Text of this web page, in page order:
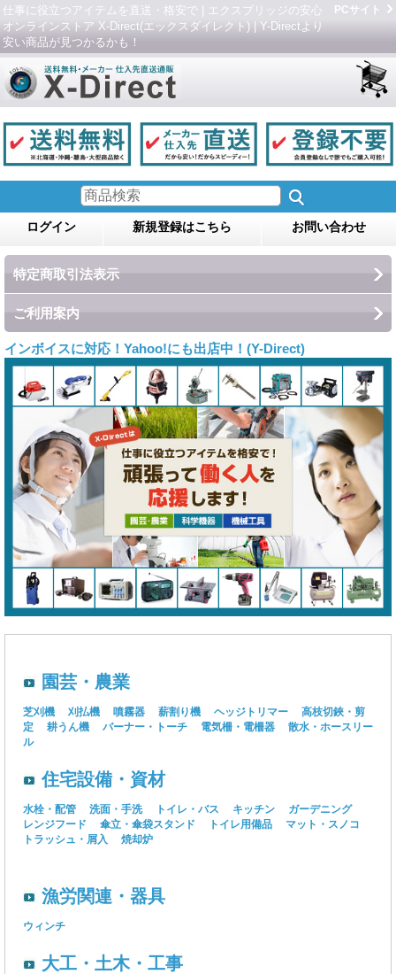
仕事に役立つアイテムを直送・格安で | エクスブリッジの安心
オンラインストア X-Direct(エックスダイレクト) | Y-Directより
安い商品が見つかるかも！
PCサイト
ログイン 新規登録はこちら お問い合わせ
特定商取引法表示
ご利用案内
インボイスに対応！Yahoo!にも出店中！(Y-Direct)
園芸・農業
芝刈機 刈払機 噴霧器 薪割り機 ヘッジトリマー
高枝切鋏・剪
定
耕うん機 バーナー・トーチ 電気柵・電柵器
散水・ホースリー
ル
住宅設備・資材
水栓・配管 洗面・手洗 トイレ・バス キッチン
ガーデニング
レンジフード
傘立・傘袋スタンド トイレ用備品
マット・スノコ
トラッシュ・屑入
焼却炉
漁労関連・器具
ウィンチ
大工・土木・工事